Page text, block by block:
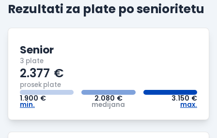
Rezultati za plate posenioritetu
Senior
3 plate
2.377 €
prosek plate
1.900 €
min.
2.080 €
medijana
3.150 €
max.